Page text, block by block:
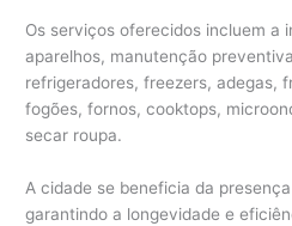
Os serviços oferecidos incluem a
aparelhos, manutenção
refrigeradores, freezers, adegas,
fogões, fornos, cooktops,
secar roupa.
A cidade se beneficia da
garantindo a longevidade e